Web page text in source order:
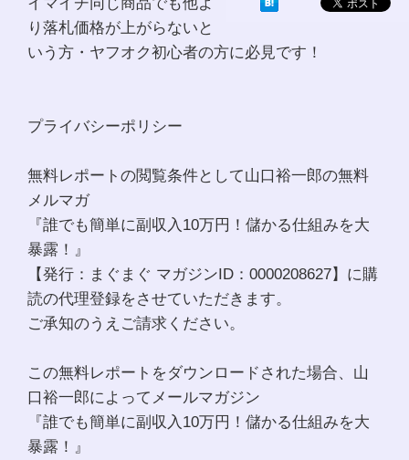
り落札価格が上がらないと
いう方・ヤフオク初心者の方に必見です！
プライバシーポリシー
無料レポートの閲覧条件として山口裕一郎の無料
メルマガ
『誰でも簡単に副収入10万円！儲かる仕組みを大
暴露！』
【発行：まぐまぐ マガジンID：0000208627】に購
読の代理登録をさせていただきます。
ご承知のうえご請求ください。
この無料レポートをダウンロードされた場合、山
口裕一郎によってメールマガジン
『誰でも簡単に副収入10万円！儲かる仕組みを大
暴露！』